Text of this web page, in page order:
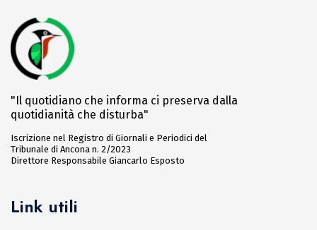
"Il quotidiano che informa ci preserva dalla
quotidianità che disturba"
Iscrizione nel Registro di Giornali e Periodici del
Tribunale di Ancona n. 2/2023
Direttore Responsabile Giancarlo Esposto
Link utili